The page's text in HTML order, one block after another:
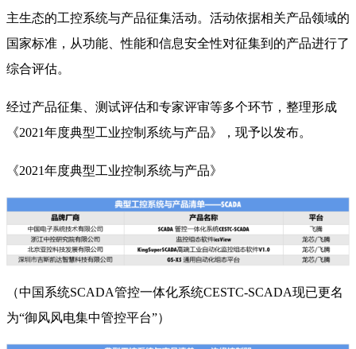
主生态的工控系统与产品征集活动。活动依据相关产品领域的
国家标准，从功能、性能和信息安全性对征集到的产品进行了
综合评估。
经过产品征集、测试评估和专家评审等多个环节，整理形成
《2021年度典型工业控制系统与产品》，现予以发布。
《2021年度典型工业控制系统与产品》
（中国系统SCADA管控一体化系统CESTC-SCADA现已更名
为“御风风电集中管控平台”）